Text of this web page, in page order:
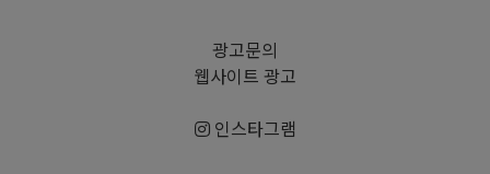
광고문의
웹사이트 광고
인스타그램